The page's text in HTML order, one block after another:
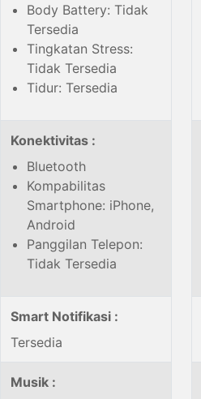
Body Battery: Tidak
Tersedia
Tingkatan Stress:
Tidak Tersedia
Tidur: Tersedia
Konektivitas :
Bluetooth
Kompabilitas
Smartphone: iPhone,
Android
Panggilan Telepon:
Tidak Tersedia
Smart Notifikasi :
Tersedia
Musik :